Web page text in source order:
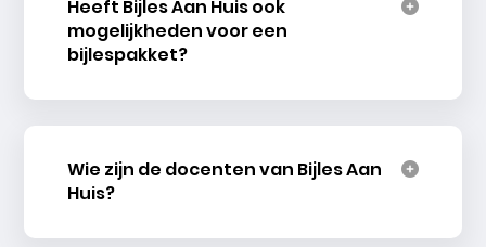
Heeft Bijles Aan Huis ook
mogelijkheden voor een
bijlespakket?
Wie zijn de docenten van Bijles Aan
Huis?